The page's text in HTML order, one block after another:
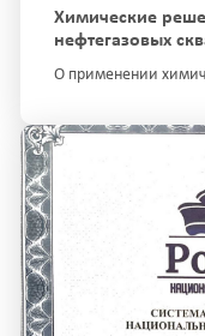
Химические
нефтегазовых
О применении